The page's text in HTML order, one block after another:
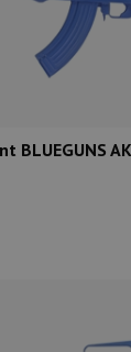
BLUEGUNS